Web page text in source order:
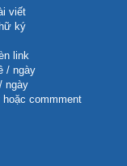
viết
ký
link
/ ngày
ngày
commment